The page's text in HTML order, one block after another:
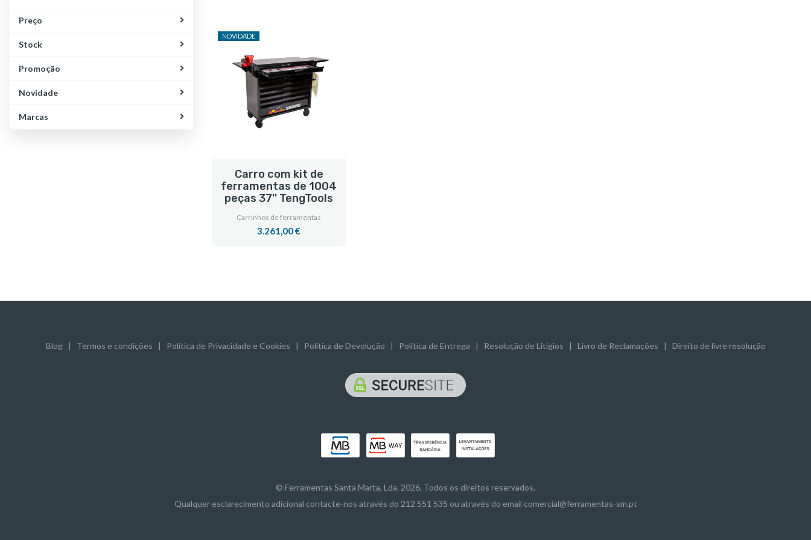
Preço
Stock
Promoção
Novidade
Marcas
NOVIDADE
Carro com kit de
ferramentas de 1004
peças 37'' TengTools
Carrinhos de ferramentas
3.261,00 €
Blog| Termos e condições | Política de Privacidade e Cookies | Política de Devolução | Política de Entrega | Resolução de Litígios | Livro de Reclamações | Direito de livre resolução
© Ferramentas Santa Marta, Lda. 2026. Todos os direitos reservados.
Qualquer esclarecimento adicional contacte-nos através do 212 551 535 ou através do email comercial@ferramentas-sm.pt